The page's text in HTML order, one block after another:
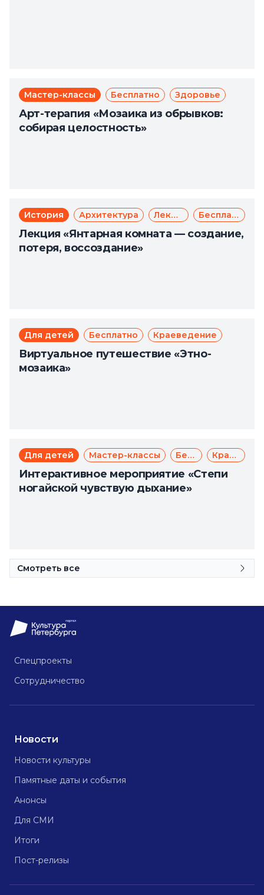
Мастер-классы Бесплатно Здоровье
Арт-терапия «Мозаика из обрывков:
собирая целостность»
История Архитектура Лекции Бесплатно
Лекция «Янтарная комната — создание,
потеря, воссоздание»
Для детей Бесплатно Краеведение
Виртуальное путешествие «Этно-
мозаика»
Для детей Мастер-классы Бесплатно Краеведение
Интерактивное мероприятие «Степи
ногайской чувствую дыхание»
Смотреть все
Спецпроекты
Сотрудничество
Новости
Новости культуры
Памятные даты и события
Анонсы
Для СМИ
Итоги
Пост-релизы